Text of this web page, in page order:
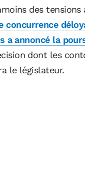
des tensions
concurrence
a annoncé la
dont les
le législateur.